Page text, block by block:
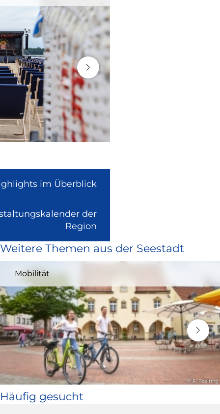
im Überblick
der
Region
extern
und
in
neuem
Fenster)
Weitere Themen aus der Seestadt
Mobilität
© P. Foelting
Häufig gesucht